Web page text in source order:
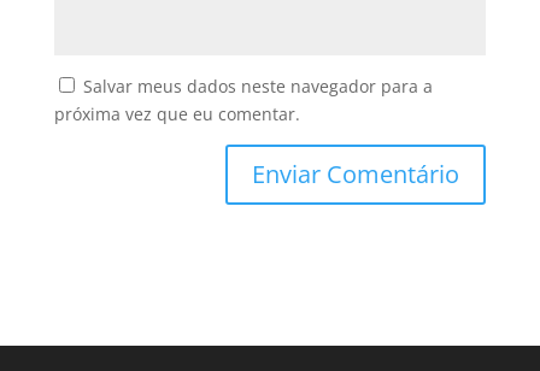
Salvar meus dados neste navegador para a
próxima vez que eu comentar.